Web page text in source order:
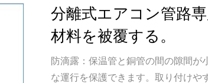
分離式エアコン管路専
材料を被覆する。
防滴露：保温管と銅管の間の隙間が
な運行を保護できます。取り付けや